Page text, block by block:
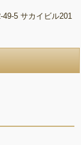
49-5 サカイビル201